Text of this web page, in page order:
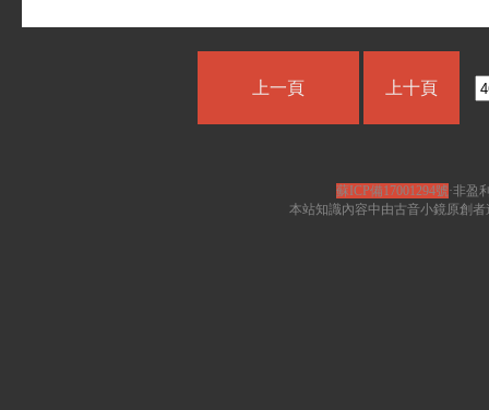
上一頁 上十頁
蘇ICP備17001294號·非盈
本站知識內容中由古音小鏡原創